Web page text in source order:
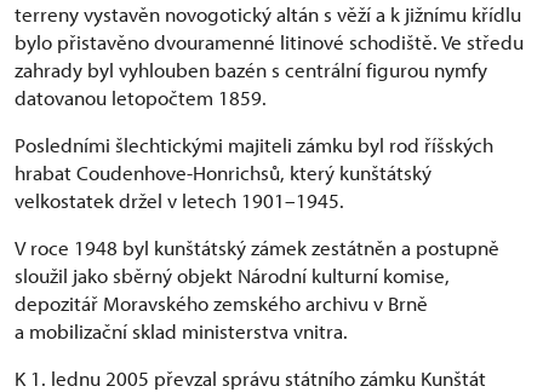
terreny vystavěn novogotický altán s věží a k jižnímu křídlu
bylo přistavěno dvouramenné litinové schodiště. Ve středu
zahrady byl vyhlouben bazén s centrální figurou nymfy
datovanou letopočtem 1859.
Posledními šlechtickými majiteli zámku byl rod říšských
hrabat Coudenhove-Honrichsů, který kunštátský
velkostatek držel v letech 1901–1945.
V roce 1948 byl kunštátský zámek zestátněn a postupně
sloužil jako sběrný objekt Národní kulturní komise,
depozitář Moravského zemského archivu v Brně
a mobilizační sklad ministerstva vnitra.
K 1. lednu 2005 převzal správu státního zámku Kunštát